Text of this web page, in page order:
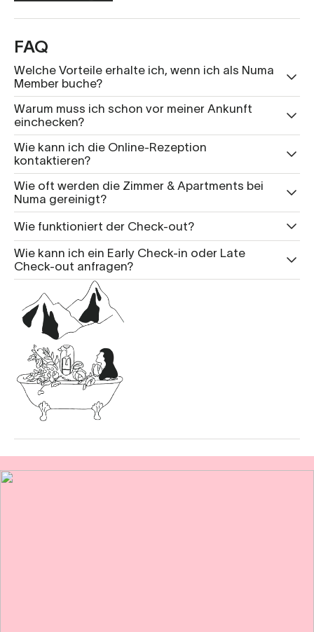
FAQ
Welche Vorteile erhalte ich, wenn ich als Numa
Member buche?
Warum muss ich schon vor meiner Ankunft
einchecken?
Wie kann ich die Online-Rezeption
kontaktieren?
Wie oft werden die Zimmer & Apartments bei
Numa gereinigt?
Wie funktioniert der Check-out?
Wie kann ich ein Early Check-in oder Late
Check-out anfragen?